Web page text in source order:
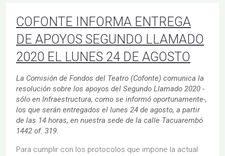
COFONTE INFORMA ENTREGA
DE APOYOS SEGUNDO LLAMADO
2020 EL LUNES 24 DE AGOSTO
La Comisión de Fondos del Teatro (Cofonte) comunica la
resolución sobre los apoyos del Segundo Llamado 2020 -
sólo en Infraestructura, como se informó oportunamente-,
los que serán entregados el lunes 24 de agosto, a partir
de las 14 horas, en nuestra sede de la calle Tacuarembó
1442 of. 319.
Para cumplir con los protocolos que impone la actual